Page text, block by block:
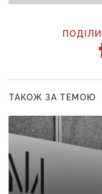
ТАКОЖ ЗА ТЕМОЮ